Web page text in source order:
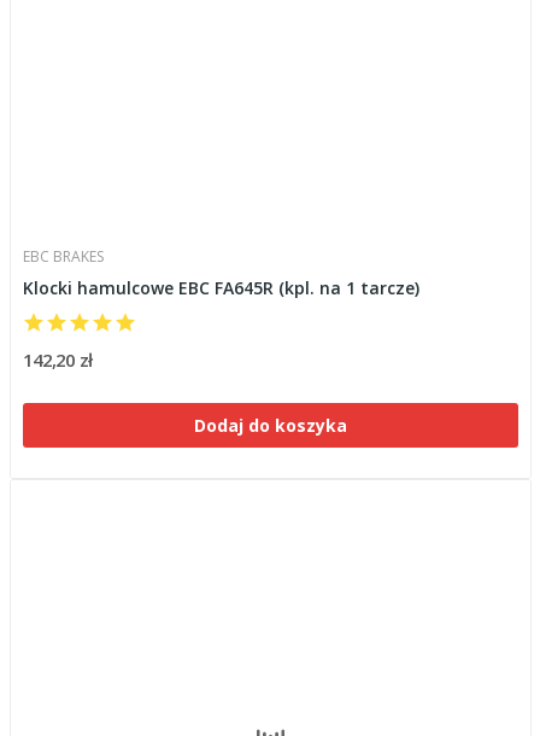
EBC BRAKES
Klocki hamulcowe EBC FA645R (kpl. na 1 tarcze)
142,20 zł
Dodaj do koszyka